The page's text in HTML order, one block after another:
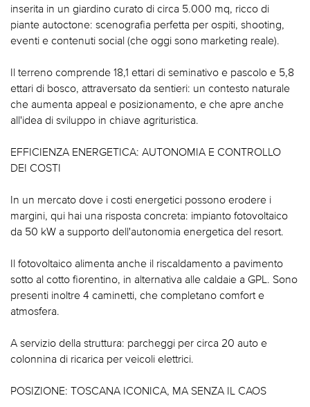
inserita in un giardino curato di circa 5.000 mq, ricco di
piante autoctone: scenografia perfetta per ospiti, shooting,
eventi e contenuti social (che oggi sono marketing reale).
Il terreno comprende 18,1 ettari di seminativo e pascolo e 5,8
ettari di bosco, attraversato da sentieri: un contesto naturale
che aumenta appeal e posizionamento, e che apre anche
all'idea di sviluppo in chiave agrituristica.
EFFICIENZA ENERGETICA: AUTONOMIA E CONTROLLO
DEI COSTI
In un mercato dove i costi energetici possono erodere i
margini, qui hai una risposta concreta: impianto fotovoltaico
da 50 kW a supporto dell'autonomia energetica del resort.
Il fotovoltaico alimenta anche il riscaldamento a pavimento
sotto al cotto fiorentino, in alternativa alle caldaie a GPL. Sono
presenti inoltre 4 caminetti, che completano comfort e
atmosfera.
A servizio della struttura: parcheggi per circa 20 auto e
colonnina di ricarica per veicoli elettrici.
POSIZIONE: TOSCANA ICONICA, MA SENZA IL CAOS